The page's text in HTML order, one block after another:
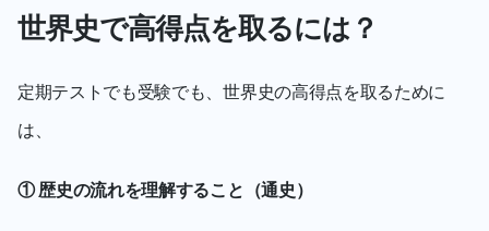
世界史で高得点を取るには？
定期テストでも受験でも、世界史の高得点を取るために
は、
① 歴史の流れを理解すること（通史）